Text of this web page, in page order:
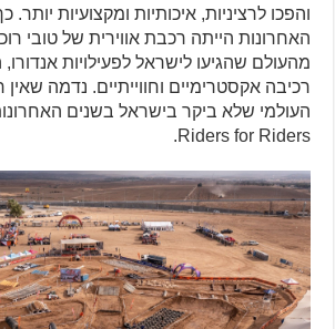
והפכו לרציניות, איכותיות ומקצועיות
האחרונות הייתה רכבת אווירית של טובי
מהעולם שהגיעו לישראל לפעילויות אנדורו,
רכיבה אקסטרימיים וחווייתיים. נדמה שאין
העולמי שלא ביקר בישראל בשנים
Riders for Riders.